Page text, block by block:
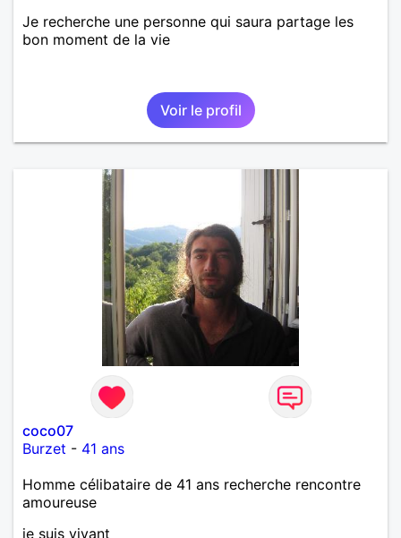
Je recherche une personne qui saura partage les
bon moment de la vie
Voir le profil
coco07
Burzet - 41 ans
Homme célibataire de 41 ans recherche rencontre
amoureuse
je suis vivant